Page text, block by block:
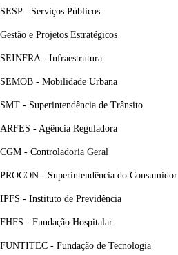
SESP - Serviços Públicos
Gestão e Projetos Estratégicos
SEINFRA - Infraestrutura
SEMOB - Mobilidade Urbana
SMT - Superintendência de Trânsito
ARFES - Agência Reguladora
CGM - Controladoria Geral
PROCON - Superintendência do Consumidor
IPFS - Instituto de Previdência
FHFS - Fundação Hospitalar
FUNTITEC - Fundação de Tecnologia